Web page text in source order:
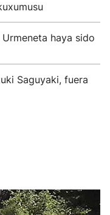
haya sido
Saguyaki, fuera